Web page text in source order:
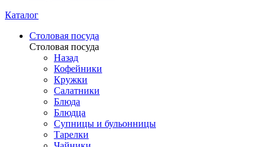
Каталог
Столовая посуда
Столовая посуда
Назад
Кофейники
Кружки
Салатники
Блюда
Блюдца
Супницы и бульонницы
Тарелки